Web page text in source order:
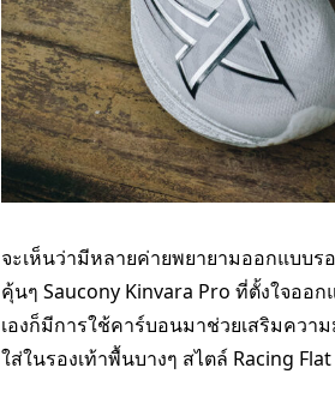
จะเห็นว่ามีหลายค่ายพยายามออกแบบร
คุ้นๆ Saucony Kinvara Pro ที่ตั้งใจออ
เองก็มีการใช้คาร์บอนมาช่วยเสริมควา
ใส่ในรองเท้าพื้นบางๆ สไตล์​ Racing